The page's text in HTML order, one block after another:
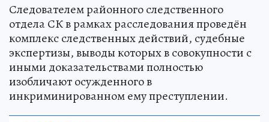
Следователем районного следственного
отдела СК в рамках расследования проведён
комплекс следственных действий, судебные
экспертизы, выводы которых в совокупности с
иными доказательствами полностью
изобличают осужденного в
инкриминированном ему преступлении.